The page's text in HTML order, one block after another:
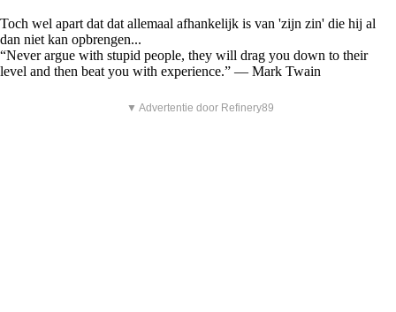
Toch wel apart dat dat allemaal afhankelijk is van 'zijn zin' die hij al
dan niet kan opbrengen...
“Never argue with stupid people, they will drag you down to their
level and then beat you with experience.” ― Mark Twain
▼ Advertentie door Refinery89